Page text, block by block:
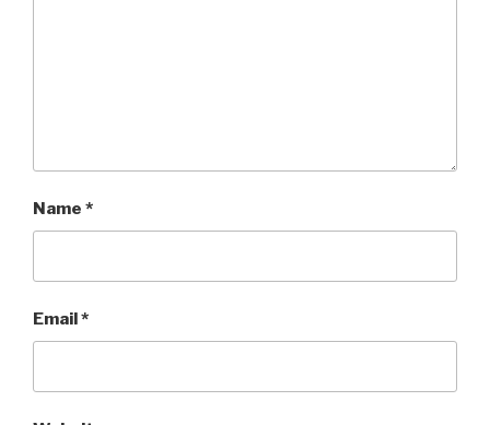
Name *
Email*